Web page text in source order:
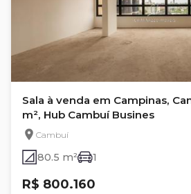
Sala à venda em Campinas,
m², Hub Cambuí Busines
Cambuí
80.5 m² 1
R$ 800.160